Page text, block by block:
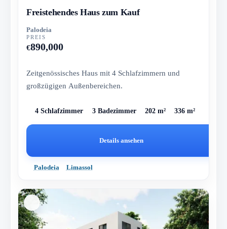
Freistehendes Haus zum Kauf
Palodeia
PREIS
€890,000
Zeitgenössisches Haus mit 4 Schlafzimmern und
großzügigen Außenbereichen.
4 Schlafzimmer 3 Badezimmer 202 m² 336 m²
Details ansehen
Palodeia Limassol